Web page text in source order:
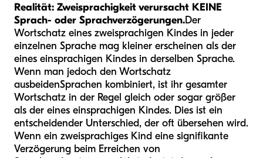
Realität: Zweisprachigkeit verursacht KEINE
Sprach- oder Sprachverzögerungen.Der
Wortschatz eines zweisprachigen Kindes in jeder
einzelnen Sprache mag kleiner erscheinen als der
eines einsprachigen Kindes in derselben Sprache.
Wenn man jedoch den Wortschatz
ausbeidenSprachen kombiniert, ist ihr gesamter
Wortschatz in der Regel gleich oder sogar größer
als der eines einsprachigen Kindes. Dies ist ein
entscheidender Unterschied, der oft übersehen wird.
Wenn ein zweisprachiges Kind eine signifikante
Verzögerung beim Erreichen von